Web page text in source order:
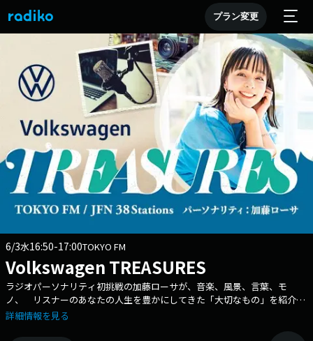
プラン変更
6/3水16:50-17:00TOKYO FM
Volkswagen TREASURES
ラジオパーソナリティ初挑戦の加藤ローサが、音楽、風景、言葉、モ
ノ、 リスナーのあなたの人生を豊かにしてきた「大切なもの」を紹介す
る番組 『Volkswagen TREASURES』 水曜日のテーマは、言葉「心に
詳細情報を見る